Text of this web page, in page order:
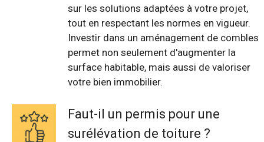
sur les solutions adaptées à votre projet,
tout en respectant les normes en vigueur.
Investir dans un aménagement de combles
permet non seulement d'augmenter la
surface habitable, mais aussi de valoriser
votre bien immobilier.
Faut-il un permis pour une
surélévation de toiture ?